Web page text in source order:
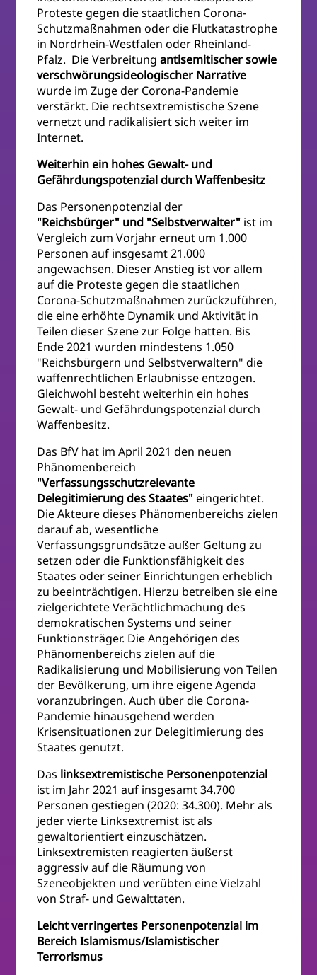
Proteste gegen die staatlichen Corona-
Schutzmaßnahmen oder die Flutkatastrophe
in Nordrhein-Westfalen oder Rheinland-
Pfalz. Die Verbreitungantisemitischer sowie
verschwörungsideologischer Narrative
wurde im Zuge der Corona-Pandemie
verstärkt. Die rechtsextremistische Szene
vernetzt und radikalisiert sich weiter im
Internet.
Weiterhin ein hohes Gewalt- und
Gefährdungspotenzial durch Waffenbesitz
Das Personenpotenzial der
"Reichsbürger" und "Selbstverwalter" ist im
Vergleich zum Vorjahr erneut um 1.000
Personen auf insgesamt 21.000
angewachsen. Dieser Anstieg ist vor allem
auf die Proteste gegen die staatlichen
Corona-Schutzmaßnahmen zurückzuführen,
die eine erhöhte Dynamik und Aktivität in
Teilen dieser Szene zur Folge hatten. Bis
Ende 2021 wurden mindestens 1.050
"Reichsbürgern und Selbstverwaltern" die
waffenrechtlichen Erlaubnisse entzogen.
Gleichwohl besteht weiterhin ein hohes
Gewalt- und Gefährdungspotenzial durch
Waffenbesitz.
Das BfV hat im April 2021 den neuen
Phänomenbereich
"Verfassungsschutzrelevante
Delegitimierung des Staates"eingerichtet.
Die Akteure dieses Phänomenbereichs zielen
darauf ab, wesentliche
Verfassungsgrundsätze außer Geltung zu
setzen oder die Funktionsfähigkeit des
Staates oder seiner Einrichtungen erheblich
zu beeinträchtigen. Hierzu betreiben sie eine
zielgerichtete Verächtlichmachung des
demokratischen Systems und seiner
Funktionsträger. Die Angehörigen des
Phänomenbereichs zielen auf die
Radikalisierung und Mobilisierung von Teilen
der Bevölkerung, um ihre eigene Agenda
voranzubringen. Auch über die Corona-
Pandemie hinausgehend werden
Krisensituationen zur Delegitimierung des
Staates genutzt.
Das linksextremistische Personenpotenzial
ist im Jahr 2021 auf insgesamt 34.700
Personen gestiegen (2020: 34.300). Mehr als
jeder vierte Linksextremist ist als
gewaltorientiert einzuschätzen.
Linksextremisten reagierten äußerst
aggressiv auf die Räumung von
Szeneobjekten und verübten eine Vielzahl
von Straf- und Gewalttaten.
Leicht verringertes Personenpotenzial im
Bereich Islamismus/Islamistischer
Terrorismus